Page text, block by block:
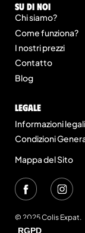
Su di noi
Chi siamo?
Come funziona?
I nostri prezzi
Contatto
Blog
legale
Informazioni legali
Condizioni
Mappa del Sito
© 2025 Colis Expat.